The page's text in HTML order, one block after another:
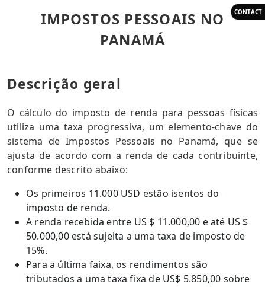
CONTACT
IMPOSTOS PESSOAIS NO
PANAMÁ
Descrição geral
O cálculo do imposto de renda para pessoas físicas
utiliza uma taxa progressiva, um elemento-chave do
sistema de Impostos Pessoais no Panamá, que se
ajusta de acordo com a renda de cada contribuinte,
conforme descrito abaixo:
Os primeiros 11.000 USD estão isentos do
imposto de renda.
A renda recebida entre US $ 11.000,00 e até US $
50.000,00 está sujeita a uma taxa de imposto de
15%.
Para a última faixa, os rendimentos são
tributados a uma taxa fixa de US$ 5.850,00 sobre